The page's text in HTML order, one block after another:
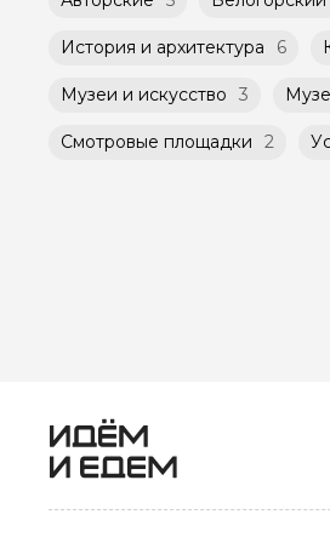
История и архитектура 6
Музеи и искусство 3
Смотровые площадки 2